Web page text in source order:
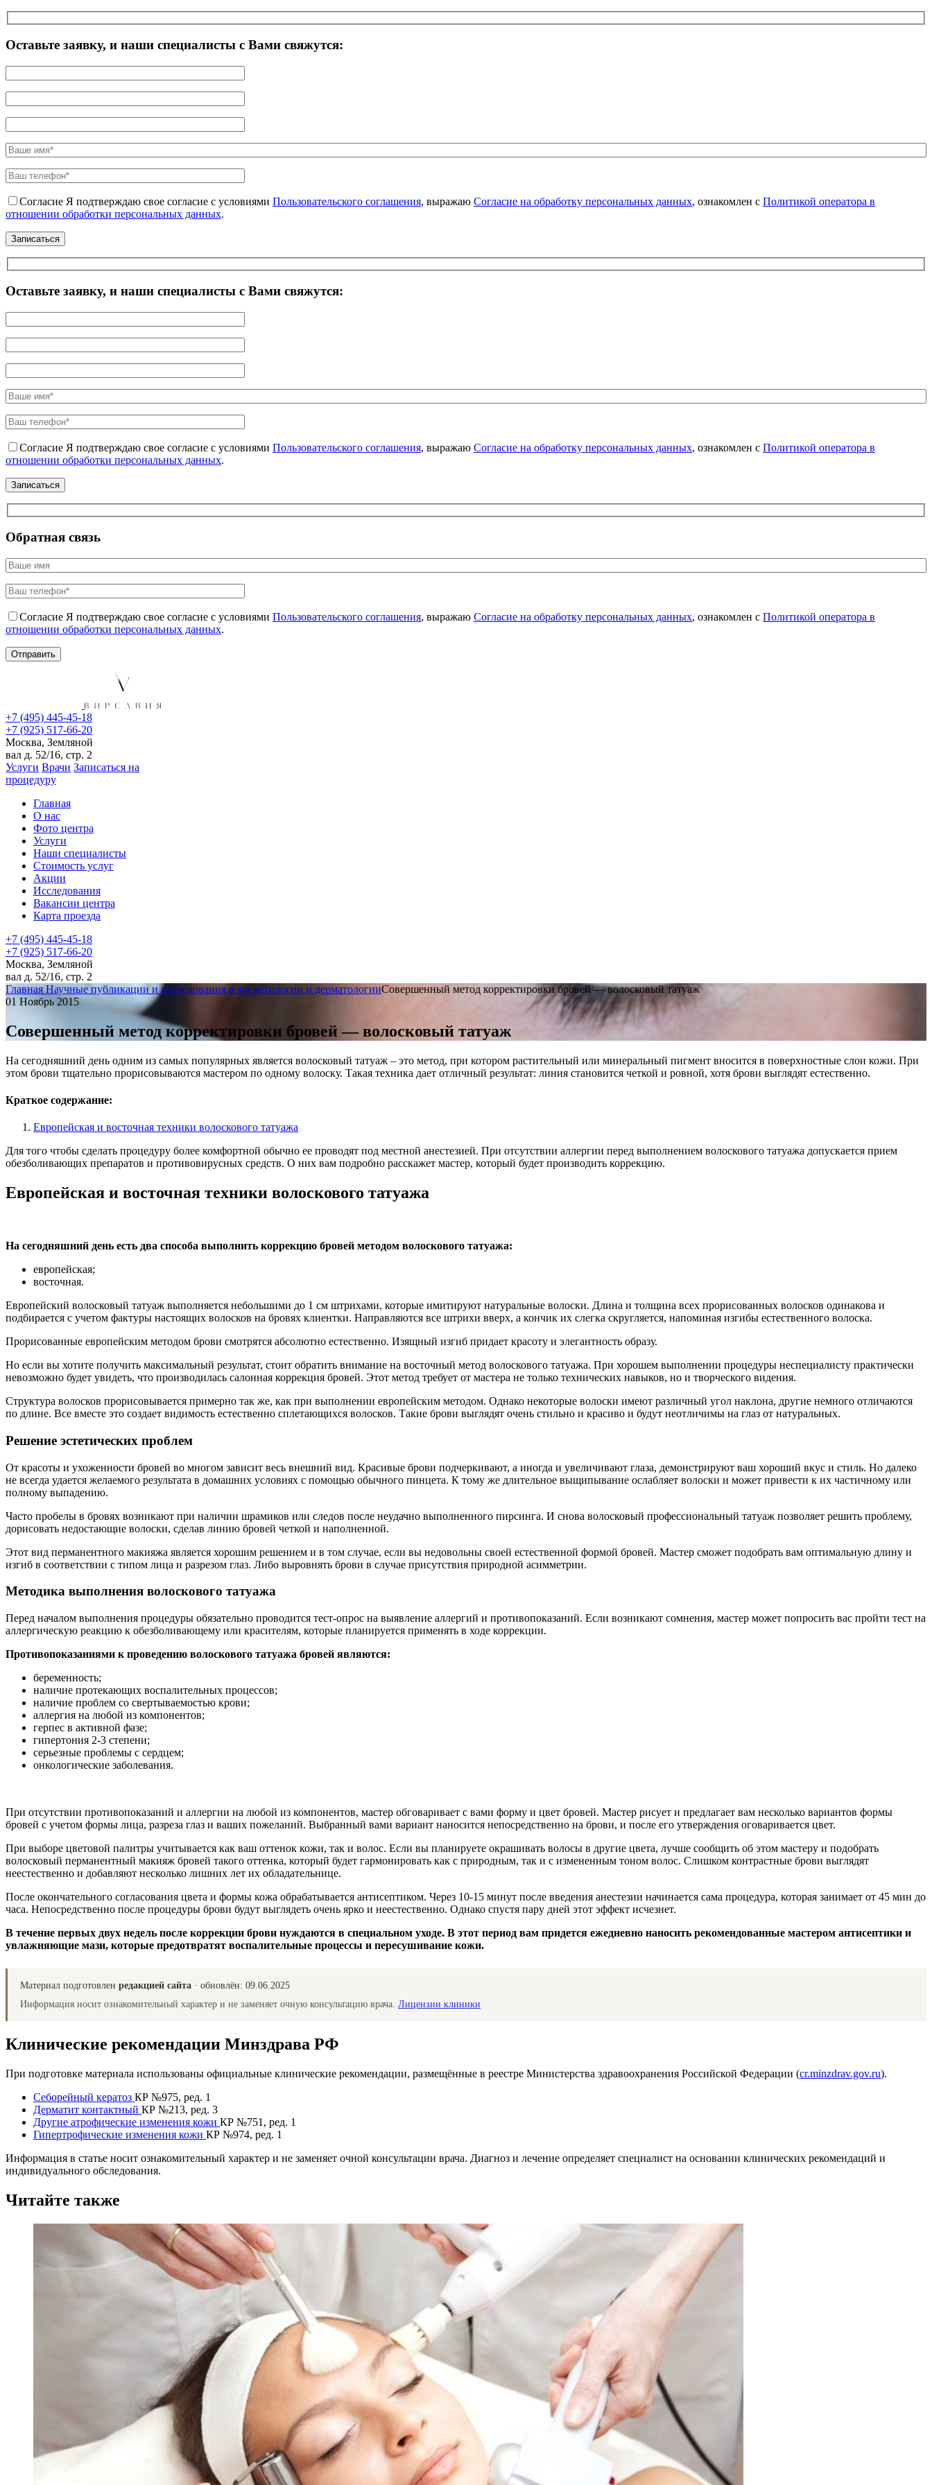
Оставьте заявку, и наши специалисты с Вами свяжутся:
Согласие Я подтверждаю свое согласие с условиями Пользовательского соглашения, выражаю Согласие на обработку персональных данных, ознакомлен с Политикой оператора в
отношении обработки персональных данных.
Оставьте заявку, и наши специалисты с Вами свяжутся:
Согласие Я подтверждаю свое согласие с условиями Пользовательского соглашения, выражаю Согласие на обработку персональных данных, ознакомлен с Политикой оператора в
отношении обработки персональных данных.
Обратная связь
Согласие Я подтверждаю свое согласие с условиями Пользовательского соглашения, выражаю Согласие на обработку персональных данных, ознакомлен с Политикой оператора в
отношении обработки персональных данных.
+7 (495) 445-45-18
+7 (925) 517-66-20
Москва, Земляной
вал д. 52/16, стр. 2
Услуги Врачи Записаться на
процедуру
Главная
О нас
Фото центра
Услуги
Наши специалисты
Стоимость услуг
Акции
Исследования
Вакансии центра
Карта проезда
+7 (495) 445-45-18
+7 (925) 517-66-20
Москва, Земляной
вал д. 52/16, стр. 2
ГлавнаяНаучные публикации и исследования в косметологии и дерматологииСовершенный метод корректировки бровей — волосковый татуаж
01 Ноябрь 2015
Совершенный метод корректировки бровей — волосковый татуаж
На сегодняшний день одним из самых популярных является волосковый татуаж – это метод, при котором растительный или минеральный пигмент вносится в поверхностные слои кожи. При
этом брови тщательно прорисовываются мастером по одному волоску. Такая техника дает отличный результат: линия становится четкой и ровной, хотя брови выглядят естественно.
Краткое содержание:
Европейская и восточная техники волоскового татуажа
Для того чтобы сделать процедуру более комфортной обычно ее проводят под местной анестезией. При отсутствии аллергии перед выполнением волоскового татуажа допускается прием
обезболивающих препаратов и противовирусных средств. О них вам подробно расскажет мастер, который будет производить коррекцию.
Европейская и восточная техники волоскового татуажа
На сегодняшний день есть два способа выполнить коррекцию бровей методом волоскового татуажа:
европейская;
восточная.
Европейский волосковый татуаж выполняется небольшими до 1 см штрихами, которые имитируют натуральные волоски. Длина и толщина всех прорисованных волосков одинакова и
подбирается с учетом фактуры настоящих волосков на бровях клиентки. Направляются все штрихи вверх, а кончик их слегка скругляется, напоминая изгибы естественного волоска.
Прорисованные европейским методом брови смотрятся абсолютно естественно. Изящный изгиб придает красоту и элегантность образу.
Но если вы хотите получить максимальный результат, стоит обратить внимание на восточный метод волоскового татуажа. При хорошем выполнении процедуры неспециалисту практически
невозможно будет увидеть, что производилась салонная коррекция бровей. Этот метод требует от мастера не только технических навыков, но и творческого видения.
Структура волосков прорисовывается примерно так же, как при выполнении европейским методом. Однако некоторые волоски имеют различный угол наклона, другие немного отличаются
по длине. Все вместе это создает видимость естественно сплетающихся волосков. Такие брови выглядят очень стильно и красиво и будут неотличимы на глаз от натуральных.
Решение эстетических проблем
От красоты и ухоженности бровей во многом зависит весь внешний вид. Красивые брови подчеркивают, а иногда и увеличивают глаза, демонстрируют ваш хороший вкус и стиль. Но далеко
не всегда удается желаемого результата в домашних условиях с помощью обычного пинцета. К тому же длительное выщипывание ослабляет волоски и может привести к их частичному или
полному выпадению.
Часто пробелы в бровях возникают при наличии шрамиков или следов после неудачно выполненного пирсинга. И снова волосковый профессиональный татуаж позволяет решить проблему,
дорисовать недостающие волоски, сделав линию бровей четкой и наполненной.
Этот вид перманентного макияжа является хорошим решением и в том случае, если вы недовольны своей естественной формой бровей. Мастер сможет подобрать вам оптимальную длину и
изгиб в соответствии с типом лица и разрезом глаз. Либо выровнять брови в случае присутствия природной асимметрии.
Методика выполнения волоскового татуажа
Перед началом выполнения процедуры обязательно проводится тест-опрос на выявление аллергий и противопоказаний. Если возникают сомнения, мастер может попросить вас пройти тест на
аллергическую реакцию к обезболивающему или красителям, которые планируется применять в ходе коррекции.
Противопоказаниями к проведению волоскового татуажа бровей являются:
беременность;
наличие протекающих воспалительных процессов;
наличие проблем со свертываемостью крови;
аллергия на любой из компонентов;
герпес в активной фазе;
гипертония 2-3 степени;
серьезные проблемы с сердцем;
онкологические заболевания.
При отсутствии противопоказаний и аллергии на любой из компонентов, мастер обговаривает с вами форму и цвет бровей. Мастер рисует и предлагает вам несколько вариантов формы
бровей с учетом формы лица, разреза глаз и ваших пожеланий. Выбранный вами вариант наносится непосредственно на брови, и после его утверждения оговаривается цвет.
При выборе цветовой палитры учитывается как ваш оттенок кожи, так и волос. Если вы планируете окрашивать волосы в другие цвета, лучше сообщить об этом мастеру и подобрать
волосковый перманентный макияж бровей такого оттенка, который будет гармонировать как с природным, так и с измененным тоном волос. Слишком контрастные брови выглядят
неестественно и добавляют несколько лишних лет их обладательнице.
После окончательного согласования цвета и формы кожа обрабатывается антисептиком. Через 10-15 минут после введения анестезии начинается сама процедура, которая занимает от 45 мин до
часа. Непосредственно после процедуры брови будут выглядеть очень ярко и неестественно. Однако спустя пару дней этот эффект исчезнет.
В течение первых двух недель после коррекции брови нуждаются в специальном уходе. В этот период вам придется ежедневно наносить рекомендованные мастером антисептики и
увлажняющие мази, которые предотвратят воспалительные процессы и пересушивание кожи.
Материал подготовлен редакцией сайта · обновлён: 09.06.2025
Информация носит ознакомительный характер и не заменяет очную консультацию врача. Лицензии клиники
Клинические рекомендации Минздрава РФ
При подготовке материала использованы официальные клинические рекомендации, размещённые в реестре Министерства здравоохранения Российской Федерации (cr.minzdrav.gov.ru).
Себорейный кератоз КР №975, ред. 1
Дерматит контактный КР №213, ред. 3
Другие атрофические изменения кожи КР №751, ред. 1
Гипертрофические изменения кожи КР №974, ред. 1
Информация в статье носит ознакомительный характер и не заменяет очной консультации врача. Диагноз и лечение определяет специалист на основании клинических рекомендаций и
индивидуального обследования.
Читайте также